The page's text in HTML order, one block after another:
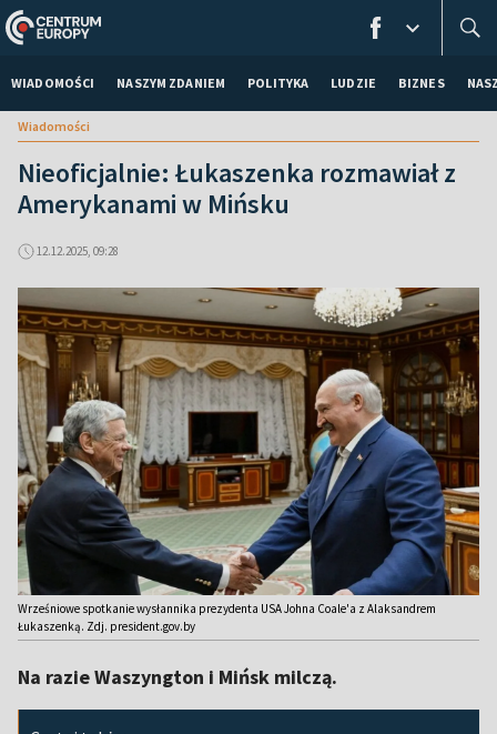
WIADOMOŚCI NASZYM ZDANIEM POLITYKA LUDZIE BIZNES
Wiadomości
Nieoficjalnie: Łukaszenka rozmawiał z
Amerykanami w Mińsku
12.12.2025, 09:28
Wrześniowe spotkanie wysłannika prezydenta USA Johna Coale'a z Alaksandrem
Łukaszenką. Zdj. president.gov.by
Na razie Waszyngton i Mińsk milczą.